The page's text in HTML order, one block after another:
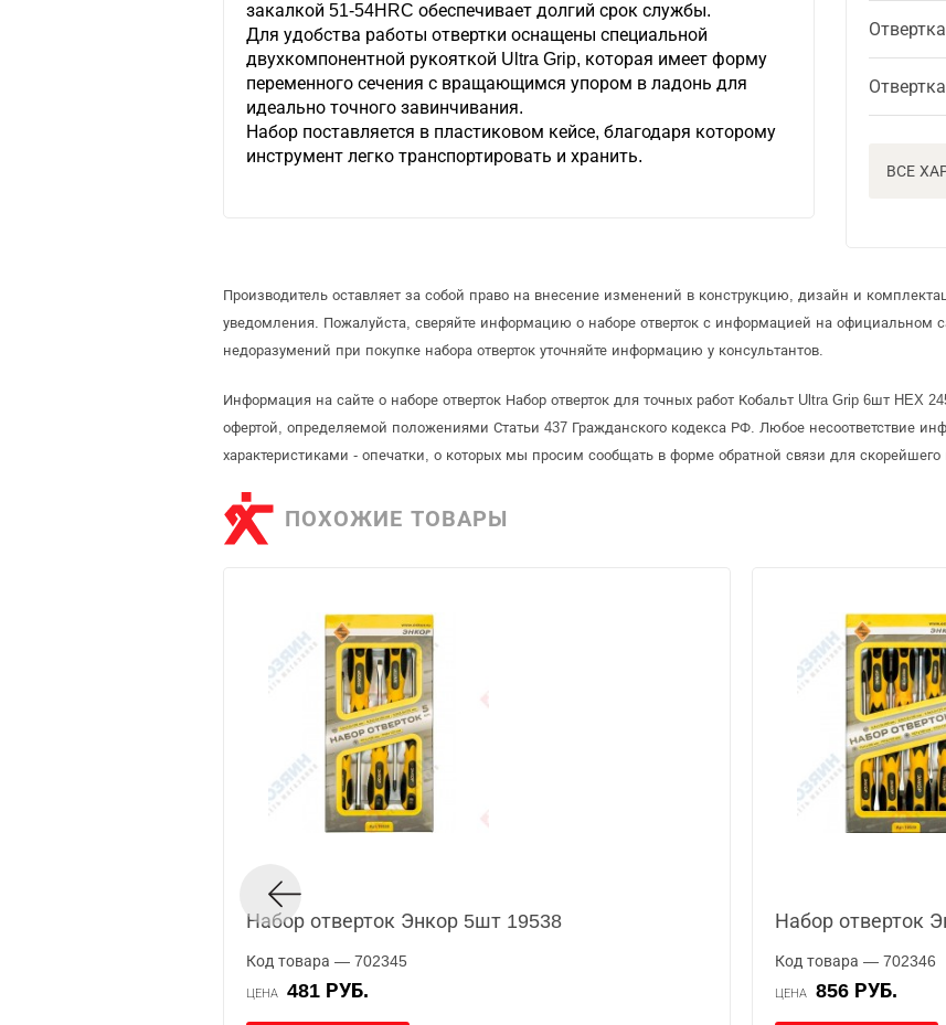
ВСЕ
закалкой 51-54HRC обеспечивает долгий срок службы.
Для удобства работы отвертки оснащены специальной
двухкомпонентной рукояткой Ultra Grip, которая имеет форму
переменного сечения с вращающимся упором в ладонь для
идеально точного завинчивания.
Набор поставляется в пластиковом кейсе, благодаря которому
инструмент легко транспортировать и хранить.
Производитель оставляет за собой право на внесение изменений в конструкцию, дизайн и
уведомления. Пожалуйста, сверяйте информацию о наборе отверток с информацией на официальном
недоразумений при покупке набора отверток уточняйте информацию у консультантов.
Информация на сайте о наборе отверток Набор отверток для точных работ Кобальт Ultra Grip 6шт HEX
офертой, определяемой положениями Статьи 437 Гражданского кодекса РФ. Любое несоответствие
характеристиками - опечатки, о которых мы просим сообщать в форме обратной связи для скорейшего
ПОХОЖИЕ ТОВАРЫ
Набор отверток Энкор 5шт 19538
Код товара — 702345
ЦЕНА 481 РУБ.
Набор отверток
Код товара — 702346
ЦЕНА 856 РУБ.